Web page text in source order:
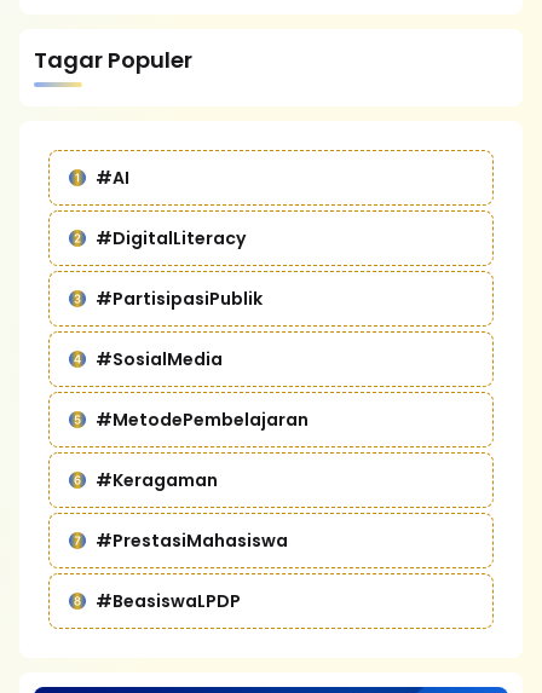
Tagar Populer
#AI
#DigitalLiteracy
#PartisipasiPublik
#SosialMedia
#MetodePembelajaran
#Keragaman
#PrestasiMahasiswa
#BeasiswaLPDP